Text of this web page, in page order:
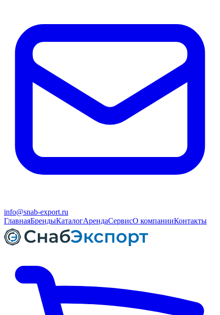
info@snab-export.ru
ГлавнаяБрендыКаталогАрендаСервисО компанииКонтакты